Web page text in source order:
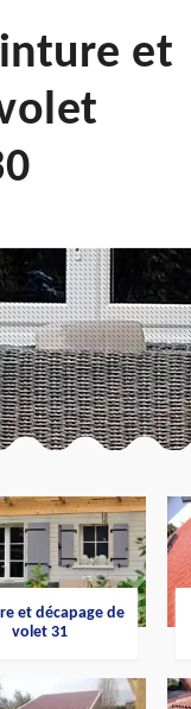
et
et décapage de
volet 31